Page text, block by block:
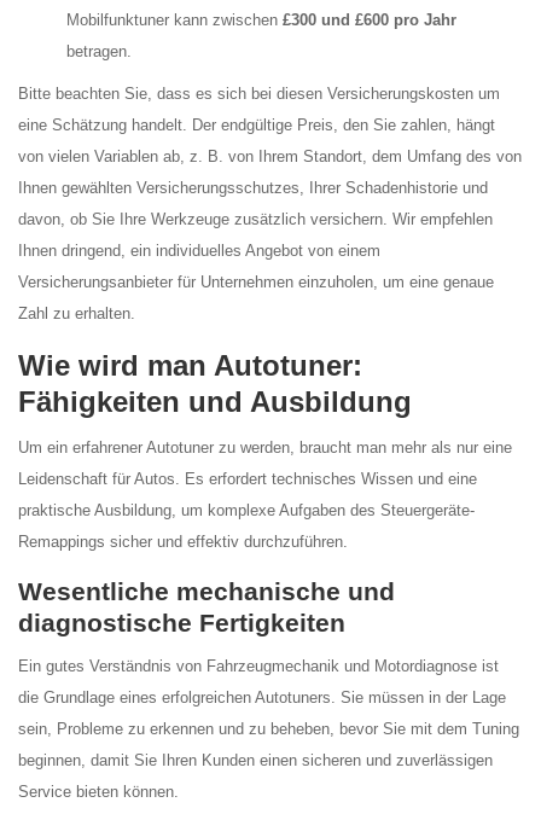
Mobilfunktuner kann zwischen £300 und £600 pro Jahr
betragen.
Bitte beachten Sie, dass es sich bei diesen Versicherungskosten um
eine Schätzung handelt. Der endgültige Preis, den Sie zahlen, hängt
von vielen Variablen ab, z. B. von Ihrem Standort, dem Umfang des von
Ihnen gewählten Versicherungsschutzes, Ihrer Schadenhistorie und
davon, ob Sie Ihre Werkzeuge zusätzlich versichern. Wir empfehlen
Ihnen dringend, ein individuelles Angebot von einem
Versicherungsanbieter für Unternehmen einzuholen, um eine genaue
Zahl zu erhalten.
Wie wird man Autotuner:
Fähigkeiten und Ausbildung
Um ein erfahrener Autotuner zu werden, braucht man mehr als nur eine
Leidenschaft für Autos. Es erfordert technisches Wissen und eine
praktische Ausbildung, um komplexe Aufgaben des Steuergeräte-
Remappings sicher und effektiv durchzuführen.
Wesentliche mechanische und
diagnostische Fertigkeiten
Ein gutes Verständnis von Fahrzeugmechanik und Motordiagnose ist
die Grundlage eines erfolgreichen Autotuners. Sie müssen in der Lage
sein, Probleme zu erkennen und zu beheben, bevor Sie mit dem Tuning
beginnen, damit Sie Ihren Kunden einen sicheren und zuverlässigen
Service bieten können.